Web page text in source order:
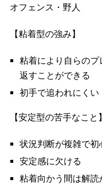
オフェンス・野人
【粘着型の強み】
粘着により自らの
返すことができる
初手で追われにくい
【安定型の苦手なこと】
状況判断が複雑で
安定感に欠ける
粘着向かう間は解